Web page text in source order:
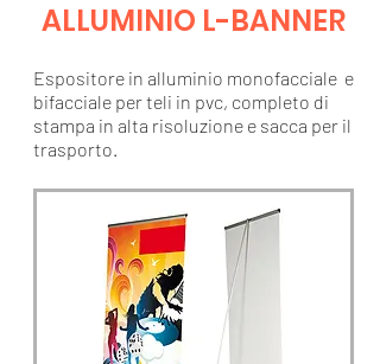
ALLUMINIO L-BANNER
Espositore in alluminio monofacciale e
bifacciale per teli in pvc, completo di
stampa in alta risoluzione e sacca per il
trasporto.